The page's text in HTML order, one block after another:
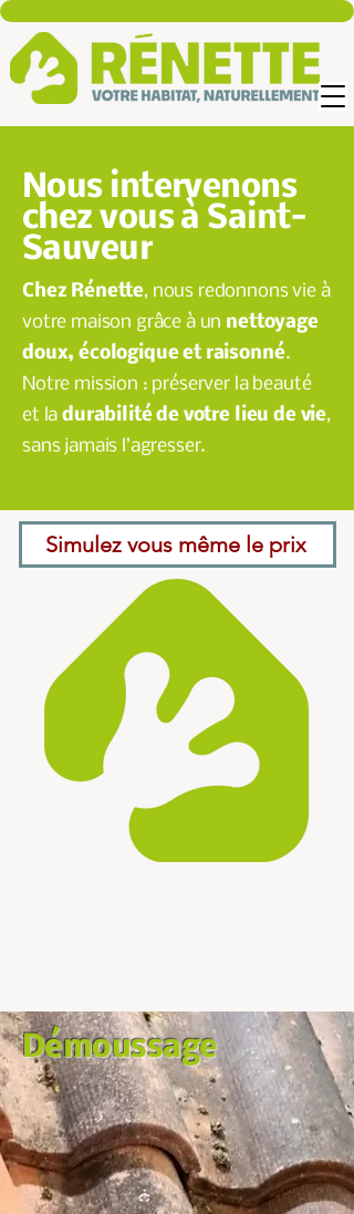
Nous intervenons
chez vous à Saint-
Sauveur
Chez Rénette, nous redonnons vie à
votre maison grâce à un nettoyage
doux, écologique et raisonné.
Notre mission : préserver la beauté
et ladurabilité de votre lieu de vie,
sans jamais l’agresser.
Simulez vous même le prix
Démoussage